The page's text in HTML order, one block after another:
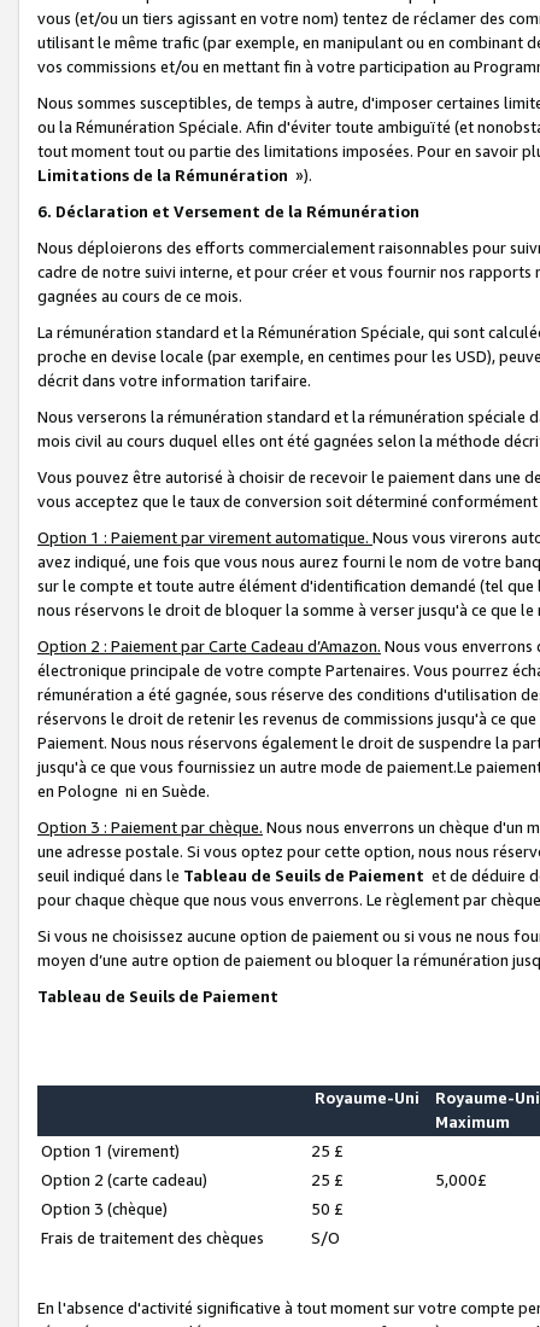
vous (et/ou un tiers agissant en votre nom) tentez de réclamer des
utilisant le même trafic (par exemple, en manipulant ou en combinant
vos commissions et/ou en mettant fin à votre participation au
Nous sommes susceptibles, de temps à autre, d'imposer certaines
ou la Rémunération Spéciale. Afin d'éviter toute ambiguïté (et
tout moment tout ou partie des limitations imposées. Pour en savoir
Limitations de la Rémunération »).
6. Déclaration et Versement de la Rémunération
Nous déploierons des efforts commercialement raisonnables pour
cadre de notre suivi interne, et pour créer et vous fournir nos
gagnées au cours de ce mois.
La rémunération standard et la Rémunération Spéciale, qui sont
proche en devise locale (par exemple, en centimes pour les USD),
décrit dans votre information tarifaire.
Nous verserons la rémunération standard et la rémunération spéciale
mois civil au cours duquel elles ont été gagnées selon la méthode
Vous pouvez être autorisé à choisir de recevoir le paiement dans une
vous acceptez que le taux de conversion soit déterminé
Option 1 : Paiement par virement automatique. Nous vous virerons
avez indiqué, une fois que vous nous aurez fourni le nom de votre
sur le compte et toute autre élément d'identification demandé (tel que
nous réservons le droit de bloquer la somme à verser jusqu'à ce que
Option 2 : Paiement par Carte Cadeau d’Amazon. Nous vous
électronique principale de votre compte Partenaires. Vous pourrez
rémunération a été gagnée, sous réserve des conditions d'utilisation
réservons le droit de retenir les revenus de commissions jusqu'à ce
Paiement. Nous nous réservons également le droit de suspendre la
jusqu'à ce que vous fournissiez un autre mode de paiement.Le
en Pologne ni en Suède.
Option 3 : Paiement par chèque. Nous nous enverrons un chèque d'un
une adresse postale. Si vous optez pour cette option, nous nous
seuil indiqué dans le Tableau de Seuils de Paiement et de déduire
pour chaque chèque que nous vous enverrons. Le règlement par
Si vous ne choisissez aucune option de paiement ou si vous ne nous
moyen d’une autre option de paiement ou bloquer la rémunération
Tableau de Seuils de Paiement
Royaume-Uni
Royaume-Uni
Maximum
Option 1 (virement)
25 £
Option 2 (carte cadeau)
25 £
5,000£
Option 3 (chèque)
50 £
Frais de traitement des chèques
S/O
En l'absence d'activité significative à tout moment sur votre compte